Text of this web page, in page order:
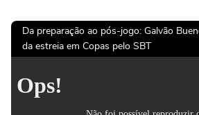
Da preparação ao pós-jogo: Galvão
da estreia em Copas pelo SBT